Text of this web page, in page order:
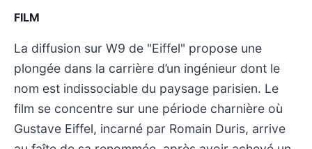
FILM
La diffusion sur W9 de "Eiffel" propose une
plongée dans la carrière d’un ingénieur dont le
nom est indissociable du paysage parisien. Le
film se concentre sur une période charnière où
Gustave Eiffel, incarné par Romain Duris, arrive